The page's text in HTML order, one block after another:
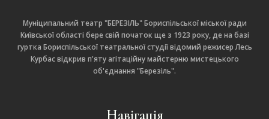
Муніципальний театр "БЕРЕЗІЛЬ" Бориспільської міської ради
Київської області бере свій початок ще з 1923 року, де на базі
гуртка Бориспільської театральної студії відомий режисер Лесь
Курбас відкрив п'яту агітаційну майстерню мистецького
об'єднання "Березіль".
Навігація